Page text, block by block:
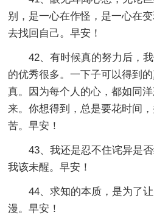
别，是一心在作怪，是一心在
去找回自己。早安！
42、有时候真的努力后，
的优秀很多。一下子可以得到
真。因为每个人的心，都如同
来。你想得到，总是要花时间
苦。早安！
43、我还是忍不住诧异是
我该未醒。早安！
44、求知的本质，是为了
漫。早安！